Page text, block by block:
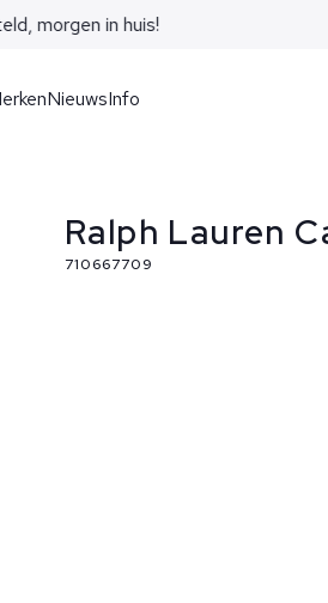
morgen in huis!
NieuwsInfo
Ralph Lauren
710667709